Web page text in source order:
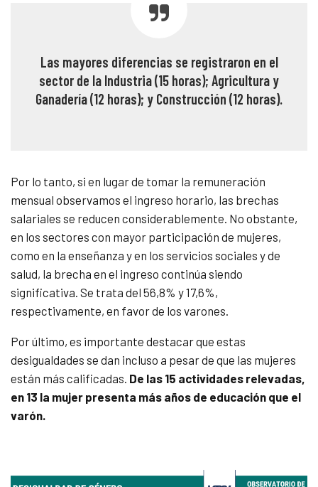
Las mayores diferencias se registraron en el
sector de la Industria (15 horas); Agricultura y
Ganadería (12 horas); y Construcción (12 horas).
Por lo tanto, si en lugar de tomar la remuneración
mensual observamos el ingreso horario, las brechas
salariales se reducen considerablemente. No obstante,
en los sectores con mayor participación de mujeres,
como en la enseñanza y en los servicios sociales y de
salud, la brecha en el ingreso continúa siendo
significativa. Se trata del 56,8% y 17,6%,
respectivamente, en favor de los varones.
Por último, es importante destacar que estas
desigualdades se dan incluso a pesar de que las mujeres
están más calificadas. De las 15 actividades relevadas,
en 13 la mujer presenta más años de educación que el
varón.